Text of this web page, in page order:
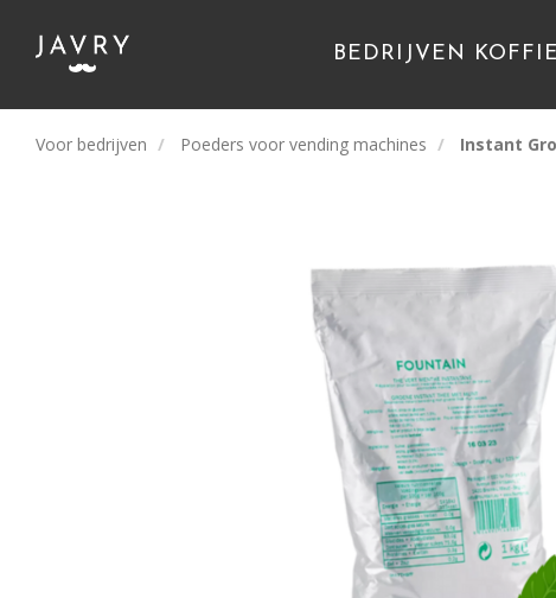
BEDRIJVEN
Voor bedrijven Poeders voor vending machines Instant